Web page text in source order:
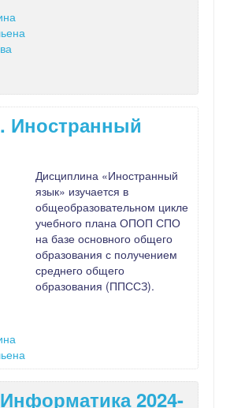
Иностранный
Дисциплина «Иностранный
язык» изучается в
общеобразовательном цикле
учебного плана ОПОП СПО
на базе основного общего
образования с получением
среднего общего
образования (ППССЗ).
2024-